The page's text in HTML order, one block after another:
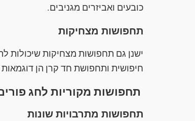
כובעים ואביזרים מגניבים.
תחפושות מצחיקות
ישנן גם תחפושות מצחיקות
חיפושית ותחפושת חד קרן הן
תחפושות מקוריות לחג
תחפושות מתרבויות שונות